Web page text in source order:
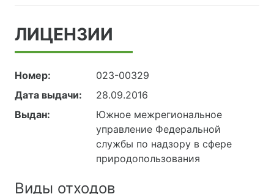
ЛИЦЕНЗИИ
Номер:
023-00329
Дата выдачи:
28.09.2016
Выдан:
Южное межрегиональное
управление Федеральной
службы по надзору в сфере
природопользования
Виды отходов